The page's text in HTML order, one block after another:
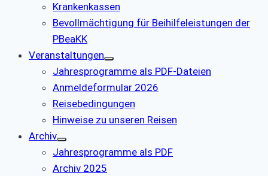
Krankenkassen
Bevollmächtigung für Beihilfeleistungen der
PBeaKK
Veranstaltungen
Jahresprogramme als PDF-Dateien
Anmeldeformular 2026
Reisebedingungen
Hinweise zu unseren Reisen
Archiv
Jahresprogramme als PDF
Archiv 2025